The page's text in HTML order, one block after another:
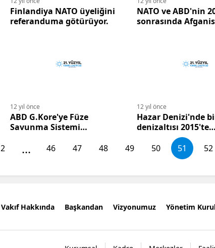
Finlandiya NATO üyeliğini
referanduma götürüyor.
NATO ve ABD'nin
sonrasında
12 yıl önce
ABD G.Kore'ye Füze
Savunma Sistemi
12 yıl önce
Hazar Denizi'nde
denizaltısı 2015'te
operasyonel olacak.
2 ... 46 47 48 49 50 51 52
Vakıf Hakkında Başkandan Vizyonumuz Yönetim